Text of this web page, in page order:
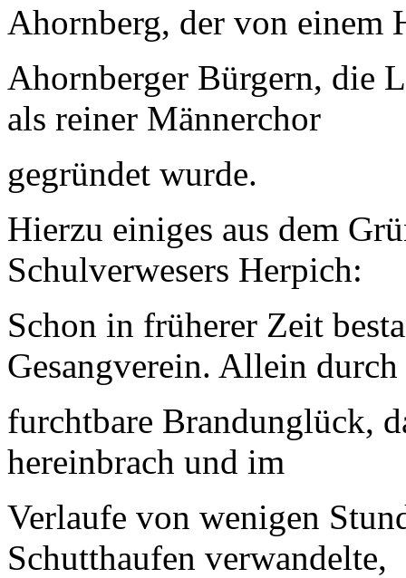
Ahornberg, der von einem
Ahornberger Bürgern, die
als reiner Männerchor
gegründet wurde.
Hierzu einiges aus dem
Schulverwesers Herpich:
Schon in früherer Zeit
Gesangverein. Allein durch
furchtbare Brandunglück,
hereinbrach und im
Verlaufe von wenigen
Schutthaufen verwandelte,